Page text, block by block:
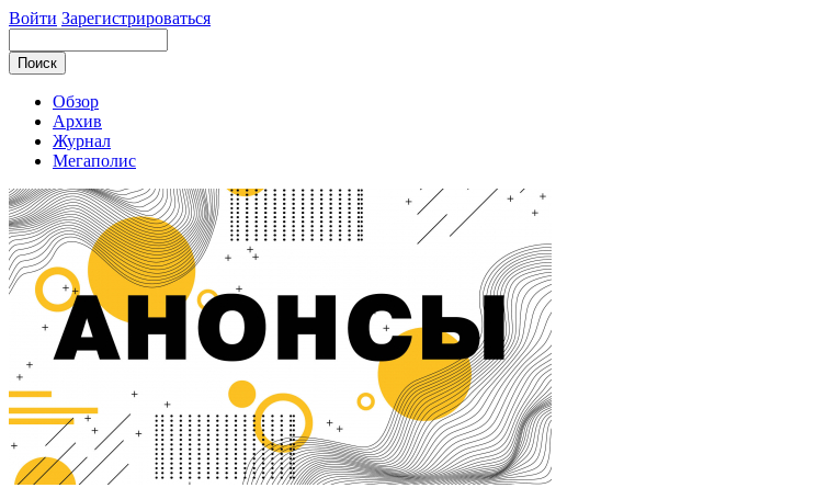
Войти Зарегистрироваться
Обзор
Архив
Журнал
Мегаполис